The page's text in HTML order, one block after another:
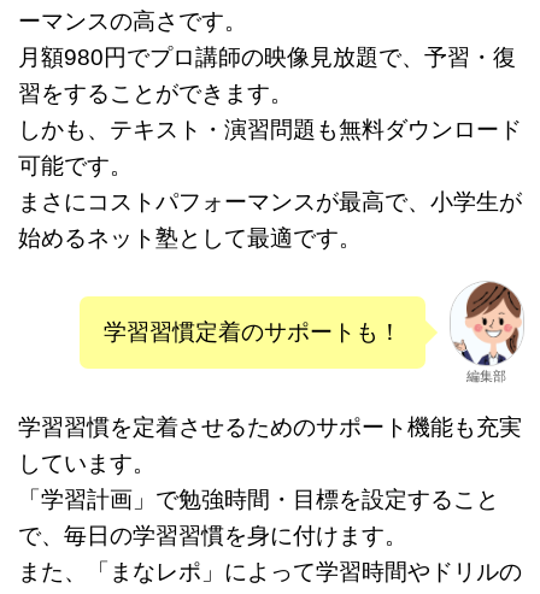
ーマンスの高さです。
月額980円でプロ講師の映像見放題で、予習・復
習をすることができます。
しかも、テキスト・演習問題も無料ダウンロード
可能です。
まさにコストパフォーマンスが最高で、小学生が
始めるネット塾として最適です。
学習習慣定着のサポートも！
編集部
学習習慣を定着させるためのサポート機能も充実
しています。
「学習計画」で勉強時間・目標を設定すること
で、毎日の学習習慣を身に付けます。
また、「まなレポ」によって学習時間やドリルの